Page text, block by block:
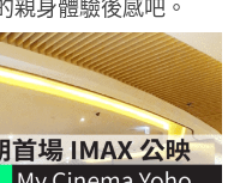
親身體驗後感吧。